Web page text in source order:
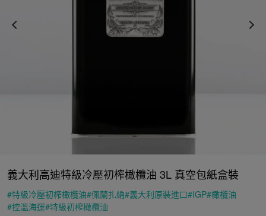
義大利高迪特級冷壓初榨橄欖油 3L 真空包紙盒裝
#特級冷壓初榨橄欖油#佩蘭扎納#義大利原裝進口#IGP#橄欖油
#控溫海運#特級初榨橄欖油